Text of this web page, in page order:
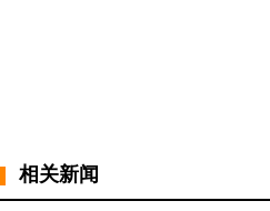
相关新闻